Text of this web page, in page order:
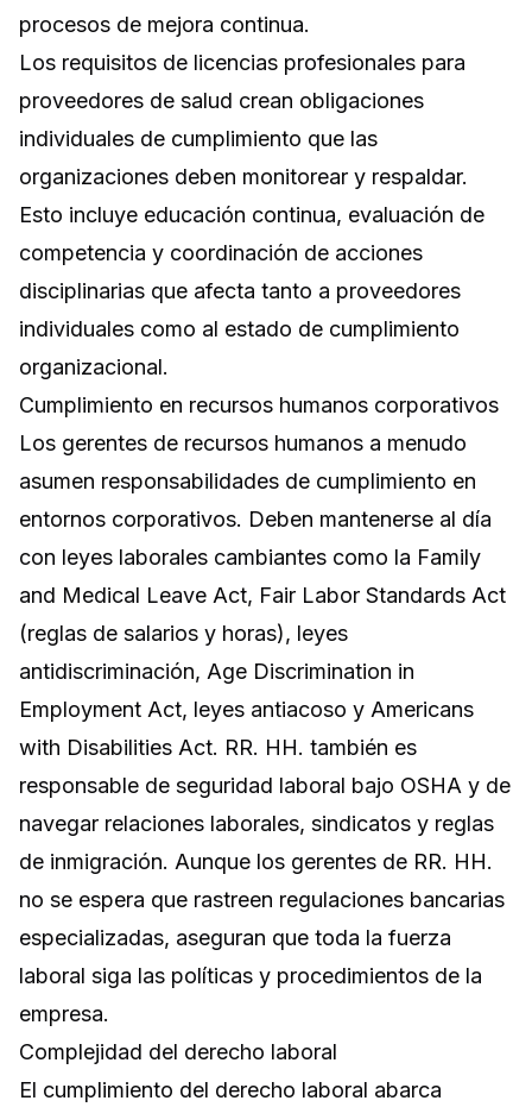
procesos de mejora continua.
Los requisitos de licencias profesionales para
proveedores de salud crean obligaciones
individuales de cumplimiento que las
organizaciones deben monitorear y respaldar.
Esto incluye educación continua, evaluación de
competencia y coordinación de acciones
disciplinarias que afecta tanto a proveedores
individuales como al estado de cumplimiento
organizacional.
Cumplimiento en recursos humanos corporativos
Los gerentes de recursos humanos a menudo
asumen responsabilidades de cumplimiento en
entornos corporativos. Deben mantenerse al día
con leyes laborales cambiantes como la Family
and Medical Leave Act, Fair Labor Standards Act
(reglas de salarios y horas), leyes
antidiscriminación, Age Discrimination in
Employment Act, leyes antiacoso y Americans
with Disabilities Act. RR. HH. también es
responsable de seguridad laboral bajo OSHA y de
navegar relaciones laborales, sindicatos y reglas
de inmigración. Aunque los gerentes de RR. HH.
no se espera que rastreen regulaciones bancarias
especializadas, aseguran que toda la fuerza
laboral siga las políticas y procedimientos de la
empresa.
Complejidad del derecho laboral
El cumplimiento del derecho laboral abarca